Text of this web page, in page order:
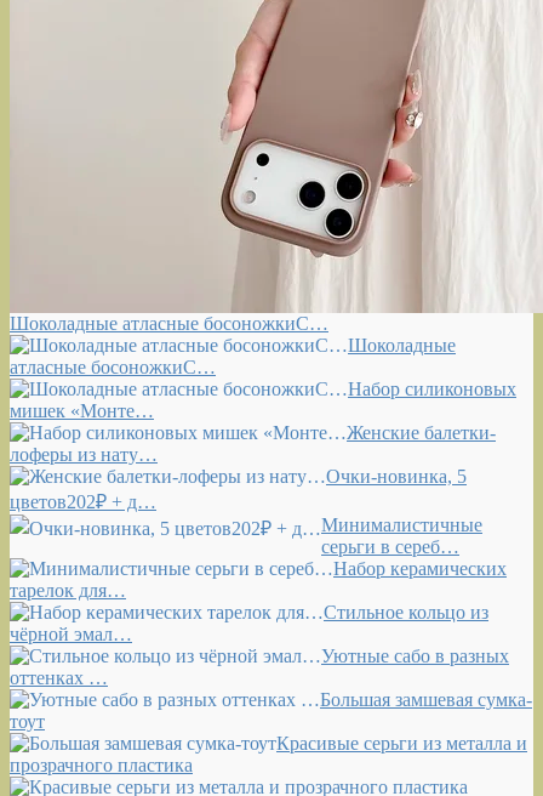
Шоколадные атласные босоножкиС…
Шоколадные
атласные босоножкиС…
Набор силиконовых
мишек «Монте…
Женские балетки-
лоферы из нату…
Очки-новинка, 5
цветов202₽ + д…
Минималистичные
серьги в сереб…
Набор керамических
тарелок для…
Стильное кольцо из
чёрной эмал…
Уютные сабо в разных
оттенках …
Большая замшевая сумка-
тоут
Красивые серьги из металла и
прозрачного пластика